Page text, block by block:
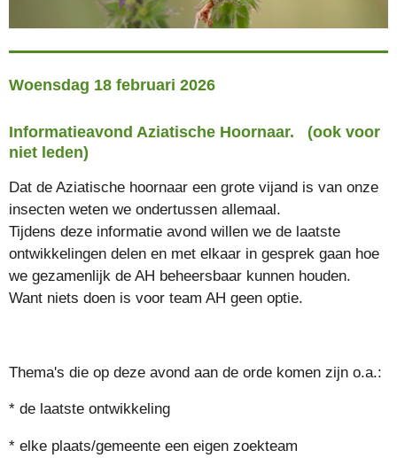
Woensdag 18 februari 2026
Informatieavond Aziatische Hoornaar. (ook voor
niet leden)
Dat de Aziatische hoornaar een grote vijand is van onze
insecten weten we ondertussen allemaal.
Tijdens deze informatie avond willen we de laatste
ontwikkelingen delen en met elkaar in gesprek gaan hoe
we gezamenlijk de AH beheersbaar kunnen houden.
Want niets doen is voor team AH geen optie.
Thema's die op deze avond aan de orde komen zijn o.a.:
* de laatste ontwikkeling
* elke plaats/gemeente een eigen zoekteam